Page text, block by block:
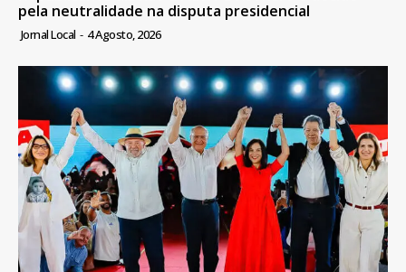
pela neutralidade na disputa presidencial
Jornal Local - 4 Agosto, 2026